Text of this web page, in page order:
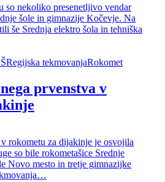
so nekoliko presenetljivo vendar
šole in gimnazije Kočevje. Na
še Srednja elektro šola in tehniška
Regijska tekmovanjaRokomet
prvenstva v
rokometu za dijakinje je osvojila
so bile rokometašice Srednje
Novo mesto in tretje gimnazijke